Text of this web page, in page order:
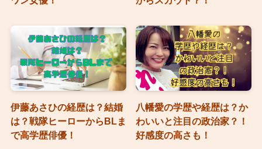
伊藤あさひの経歴は？結婚
は？戦隊ヒーローからBLま
で高学歴俳優！
八幡愛の学歴や経歴は？か
わいいと注目の政治家？！
好感度の高さも！